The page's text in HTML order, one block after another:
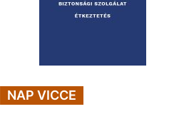
NAP VICCE